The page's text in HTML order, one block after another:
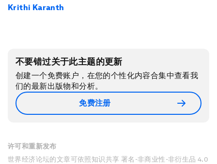
Krithi Karanth
不要错过关于此主题的更新
创建一个免费账户，在您的个性化内容合集中查看我
们的最新出版物和分析。
免费注册
许可和重新发布
世界经济论坛的文章可依照知识共享 署名-非商业性-非衍生品 4.0